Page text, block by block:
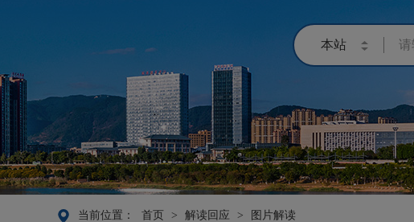
当前位置： 首页 > 解读回应 > 图片解读